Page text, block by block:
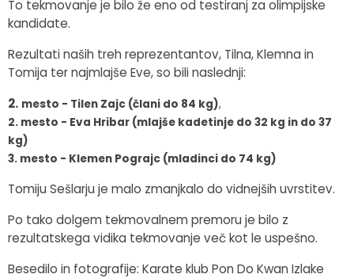
To tekmovanje je bilo že eno od testiranj za olimpijske
kandidate.
Rezultati naših treh reprezentantov, Tilna, Klemna in
Tomija ter najmlajše Eve, so bili naslednji:
2. mesto - Tilen Zajc (člani do 84 kg),
2. mesto - Eva Hribar (mlajše kadetinje do 32 kg in do 37
kg)
3. mesto - Klemen Pograjc (mladinci do 74 kg)
Tomiju Sešlarju je malo zmanjkalo do vidnejših uvrstitev.
Po tako dolgem tekmovalnem premoru je bilo z
rezultatskega vidika tekmovanje več kot le uspešno.
Besedilo in fotografije: Karate klub Pon Do Kwan Izlake
Strateški dokumenti
Katalog informacij javnega značaja